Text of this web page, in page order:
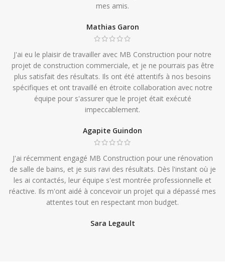
mes amis.
Mathias Garon
J'ai eu le plaisir de travailler avec MB Construction pour notre
projet de construction commerciale, et je ne pourrais pas être
plus satisfait des résultats. Ils ont été attentifs à nos besoins
spécifiques et ont travaillé en étroite collaboration avec notre
équipe pour s'assurer que le projet était exécuté
impeccablement.
Agapite Guindon
J'ai récemment engagé MB Construction pour une rénovation
de salle de bains, et je suis ravi des résultats. Dès l'instant où je
les ai contactés, leur équipe s'est montrée professionnelle et
réactive. Ils m'ont aidé à concevoir un projet qui a dépassé mes
attentes tout en respectant mon budget.
Sara Legault